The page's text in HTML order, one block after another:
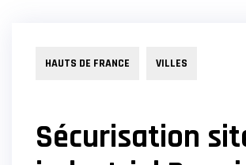
HAUTS DE FRANCE VILLES
Sécurisation